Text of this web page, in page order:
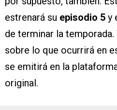
estrenará su episodio 5 y
de terminar la
sobre lo que ocurrirá en
se emitirá en la
original.